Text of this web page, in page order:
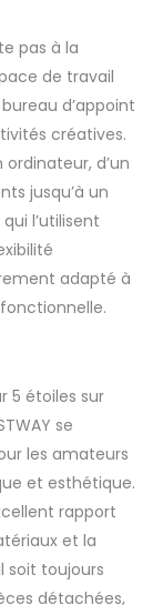
avez le
il sert
bureau
pour
vie ou
pas à la
de travail
d’appoint
créatives.
d’un
jusqu’à un
l’utilisent
adapté à
5 étoiles sur
se
les amateurs
et esthétique.
rapport
et la
soit toujours
détachées,